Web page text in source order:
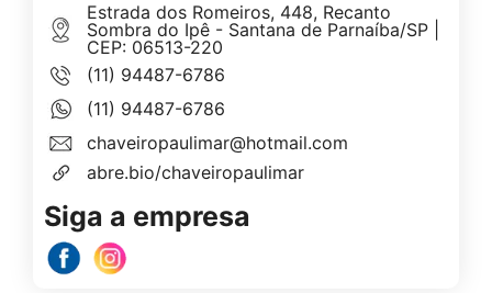
Estrada dos Romeiros, 448, Recanto
Sombra do Ipê - Santana de Parnaíba/SP |
CEP: 06513-220
(11) 94487-6786
(11) 94487-6786
chaveiropaulimar@hotmail.com
abre.bio/chaveiropaulimar
Siga a empresa